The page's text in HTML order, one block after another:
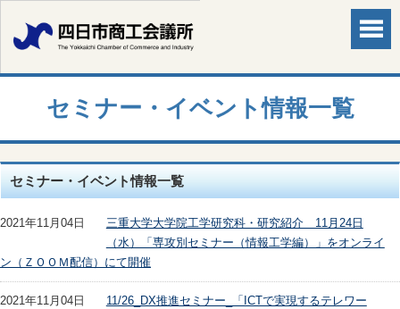
セミナー・イベント情報一覧
セミナー・イベント情報一覧
2021年11月04日
三重大学大学院工学研究科・研究紹介 11月24日
（水）「専攻別セミナー（情報工学編）」をオンライ
ン（ＺＯＯＭ配信）にて開催
2021年11月04日
11/26_DX推進セミナー_「ICTで実現するテレワー